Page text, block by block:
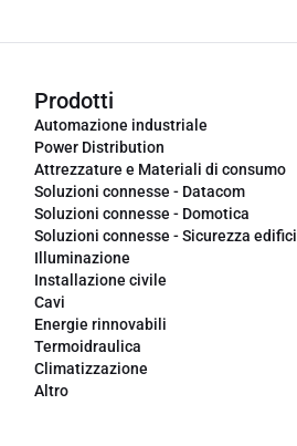
Prodotti
Automazione industriale
Power Distribution
Attrezzature e Materiali di consumo
Soluzioni connesse - Datacom
Soluzioni connesse - Domotica
Soluzioni connesse - Sicurezza edifici
Illuminazione
Installazione civile
Cavi
Energie rinnovabili
Termoidraulica
Climatizzazione
Altro